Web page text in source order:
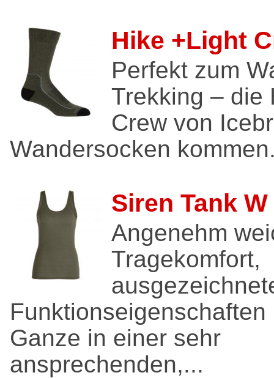
Hike +Light
Perfekt zum
Trekking – die
Crew von
Wandersocken
Siren Tank W
Angenehm
Tragekomfort,
Funktionseigenschaften
Ganze in einer sehr
ansprechenden,...